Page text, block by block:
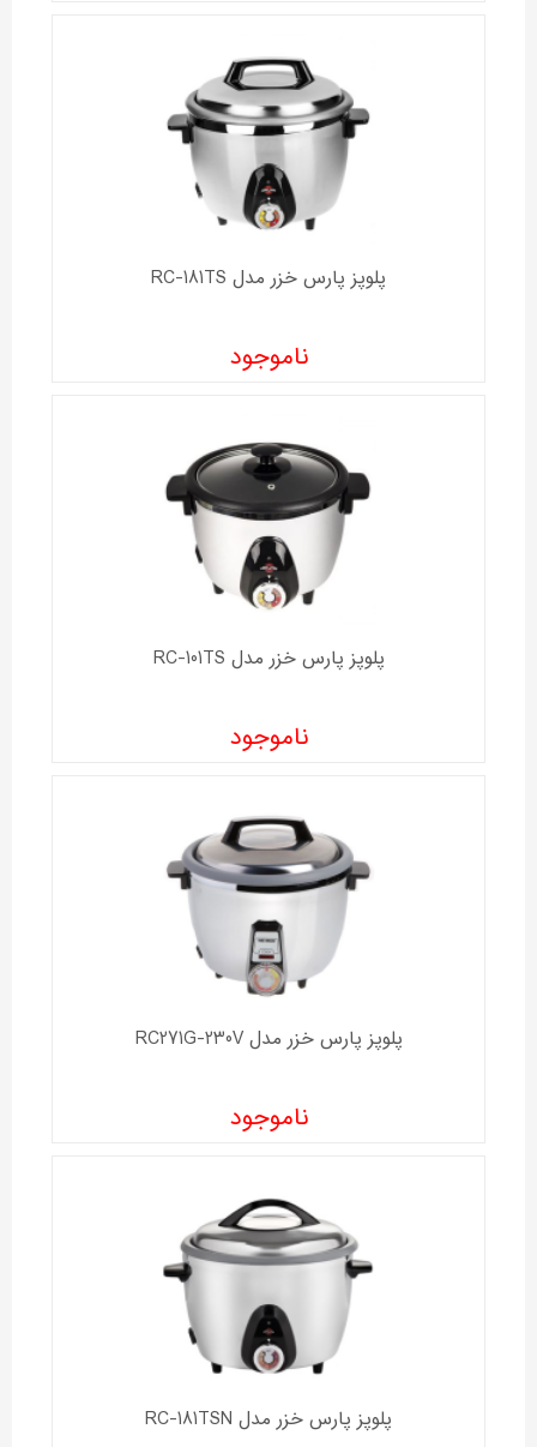
پلوپز پارس خزر مدل RC-181TS
ناموجود
پلوپز پارس خزر مدل RC-101TS
ناموجود
پلوپز پارس خزر مدل RC271G-230V
ناموجود
پلوپز پارس خزر مدل RC-181TSN